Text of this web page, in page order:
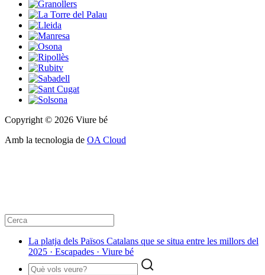
Copyright © 2026 Viure bé
Amb la tecnologia de OA Cloud
La platja dels Països Catalans que se situa entre les millors del
2025 · Escapades · Viure bé